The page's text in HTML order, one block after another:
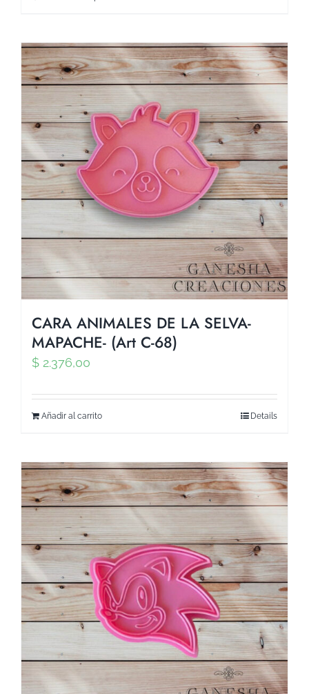
CARA ANIMALES DE LA SELVA-
MAPACHE- (Art C-68)
$ 2.376,00
Añadir al carrito Details